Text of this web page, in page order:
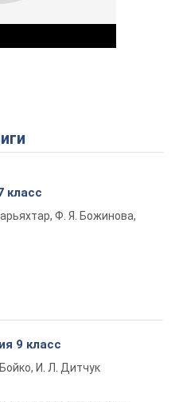
Video
класс
Ф. Я. Божинова,
9 класс
И. Л. Дитчук